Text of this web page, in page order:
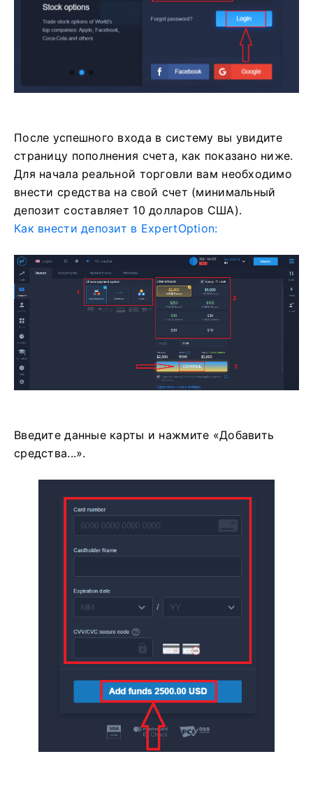
После успешного входа в систему вы увидите
страницу пополнения счета, как показано ниже.
Для начала реальной торговли вам необходимо
внести средства на свой счет (минимальный
депозит составляет 10 долларов США).
Как внести депозит в ExpertOption:
Введите данные карты и нажмите «Добавить
средства...».